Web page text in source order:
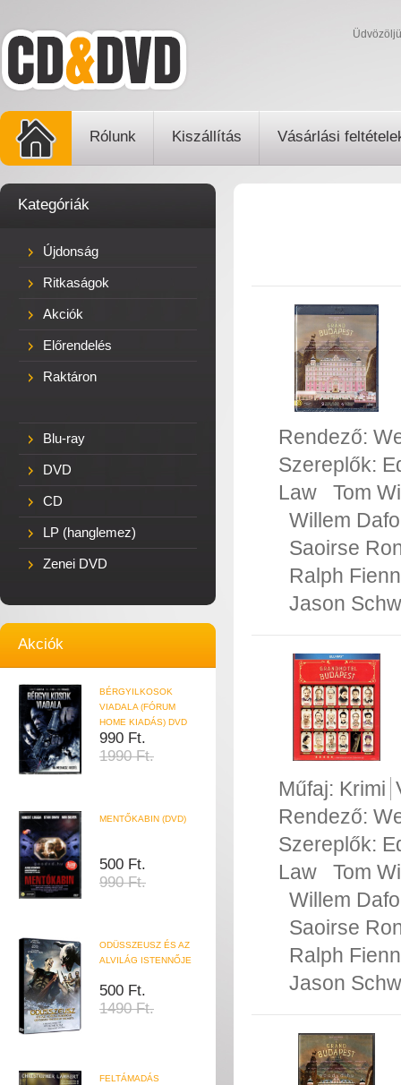
Rólunk Kiszállítás Vásárlási
Kategóriák
Újdonság
Ritkaságok
Akciók
Előrendelés
Raktáron
Blu-ray
DVD
CD
LP (hanglemez)
Zenei DVD
Akciók
BÉRGYILKOSOK
VIADALA (FÓRUM
HOME KIADÁS) DVD
990 Ft.
1990 Ft.
MENTŐKABIN (DVD)
500 Ft.
990 Ft.
ODÜSSZEUSZ ÉS AZ
ALVILÁG ISTENNŐJE
500 Ft.
1490 Ft.
FELTÁMADÁS
Rendező:
Szereplők:
Law
Tom
Willem
Saoirse
Ralph
Jason
Műfaj: Krimi
Rendező:
Szereplők:
Law
Tom
Willem
Saoirse
Ralph
Jason